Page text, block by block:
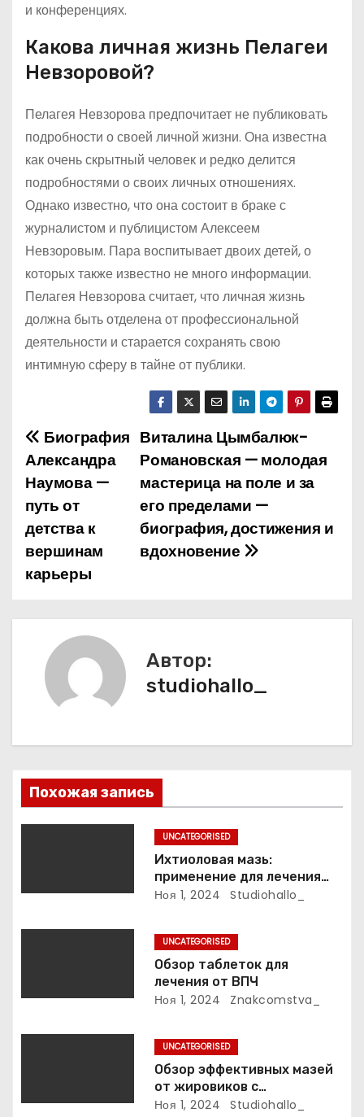
и конференциях.
Какова личная жизнь Пелагеи
Невзоровой?
Пелагея Невзорова предпочитает не публиковать
подробности о своей личной жизни. Она известна
как очень скрытный человек и редко делится
подробностями о своих личных отношениях.
Однако известно, что она состоит в браке с
журналистом и публицистом Алексеем
Невзоровым. Пара воспитывает двоих детей, о
которых также известно не много информации.
Пелагея Невзорова считает, что личная жизнь
должна быть отделена от профессиональной
деятельности и старается сохранять свою
интимную сферу в тайне от публики.
Н
а
в
и
г
а
п
о
з
п
и
я
Виталина Цымбалюк-
Романовская — молодая
мастерица на поле и за
его пределами —
биография, достижения и
вдохновение
Биография
Александра
Наумова —
путь от
детства к
вершинам
карьеры
Автор:
studiohallo_
Похожая запись
UNCATEGORISED
Ихтиоловая мазь:
применение для лечения
фурункулов
Ноя 1, 2024 Studiohallo_
UNCATEGORISED
Обзор таблеток для
лечения от ВПЧ
Ноя 1, 2024 Znakcomstva_
UNCATEGORISED
Обзор эффективных мазей
от жировиков с
рассасывающим эффектом
Ноя 1, 2024 Studiohallo_